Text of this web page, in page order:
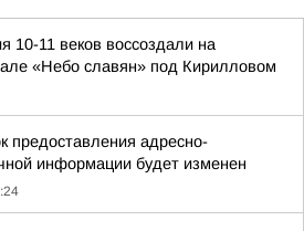
10-11 веков воссоздали на
«Небо славян» под Кирилловом
предоставления адресно-
информации будет изменен